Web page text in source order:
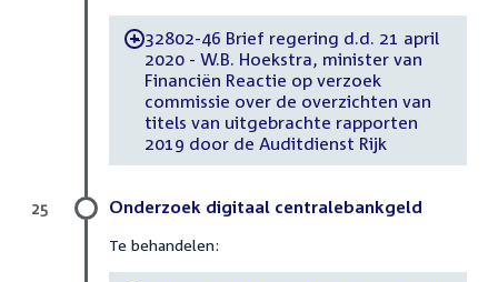
-32802-46 Brief regering d.d. 21 april
2020 - W.B. Hoekstra, minister van
Financiën Reactie op verzoek
commissie over de overzichten van
titels van uitgebrachte rapporten
2019 door de Auditdienst Rijk
Onderzoek digitaal centralebankgeld
Te behandelen:
25